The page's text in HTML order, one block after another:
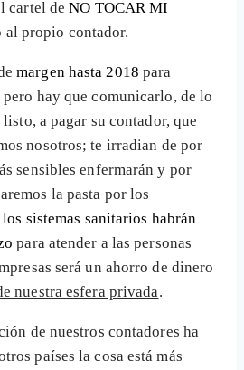
cartel deNO TOCAR MI
al propio contador.
margen hasta 2018 para
hay que comunicarlo, de lo
a pagar su contador, que
nosotros; te irradian de por
sensibles enfermarán y por
la pasta por los
los sistemas sanitarios habrán
para atender a las personas
será un ahorro de dinero
nuestra esfera privada.
de nuestros contadores ha
países la cosa está más